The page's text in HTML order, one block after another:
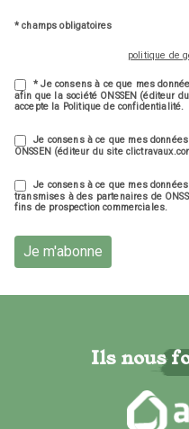
* champs obligatoires
politique de
* Je consens à ce que mes
afin que la société ONSSEN (éditeur
accepte la Politique de confidentialité.
Je consens à ce que mes
ONSSEN (éditeur du site
Je consens à ce que mes
transmises à des partenaires de
fins de prospection commerciales.
Je m'abonne
Ils nous